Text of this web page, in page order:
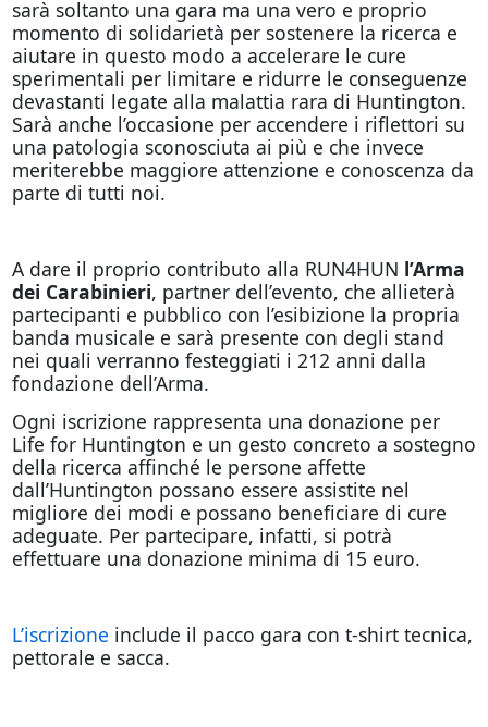
sarà soltanto una gara ma una vero e proprio
momento di solidarietà per sostenere la ricerca e
aiutare in questo modo a accelerare le cure
sperimentali per limitare e ridurre le conseguenze
devastanti legate alla malattia rara di Huntington.
Sarà anche l’occasione per accendere i riflettori su
una patologia sconosciuta ai più e che invece
meriterebbe maggiore attenzione e conoscenza da
parte di tutti noi.
A dare il proprio contributo alla RUN4HUN l’Arma
dei Carabinieri, partner dell’evento, che allieterà
partecipanti e pubblico con l’esibizione la propria
banda musicale e sarà presente con degli stand
nei quali verranno festeggiati i 212 anni dalla
fondazione dell’Arma.
Ogni iscrizione rappresenta una donazione per
Life for Huntington e un gesto concreto a sostegno
della ricerca affinché le persone affette
dall’Huntington possano essere assistite nel
migliore dei modi e possano beneficiare di cure
adeguate. Per partecipare, infatti, si potrà
effettuare una donazione minima di 15 euro.
L’iscrizione include il pacco gara con t-shirt tecnica,
pettorale e sacca.